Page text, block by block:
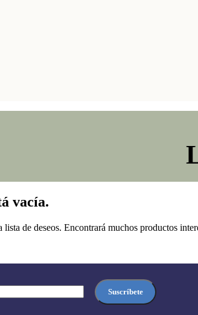
vacía.
de deseos. Encontrará muchos productos